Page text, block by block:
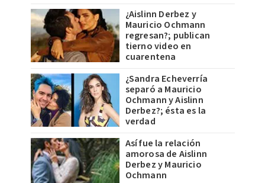
¿Aislinn Derbez y
Mauricio Ochmann
regresan?; publican
tierno video en
cuarentena
¿Sandra Echeverría
separó a Mauricio
Ochmann y Aislinn
Derbez?; ésta es la
verdad
Así fue la relación
amorosa de Aislinn
Derbez y Mauricio
Ochmann